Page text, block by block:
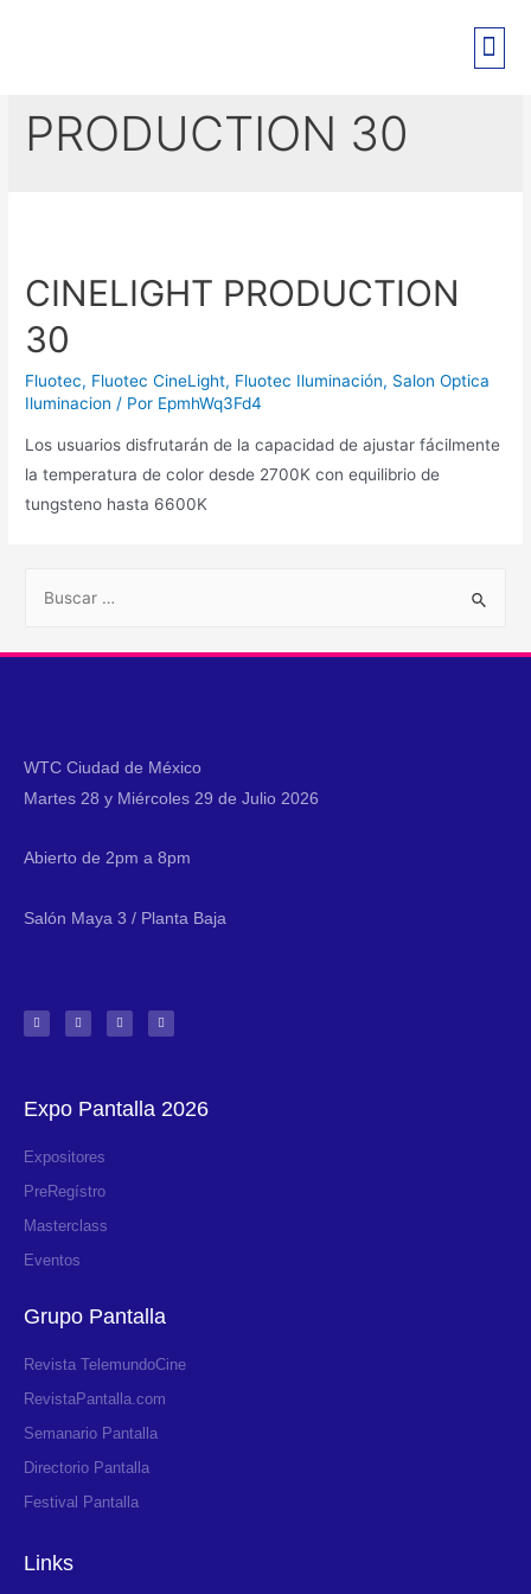
PRODUCTION 30
CINELIGHT PRODUCTION
30
Fluotec, Fluotec CineLight, Fluotec Iluminación, Salon Optica
Iluminacion / Por EpmhWq3Fd4
Los usuarios disfrutarán de la capacidad de ajustar fácilmente
la temperatura de color desde 2700K con equilibrio de
tungsteno hasta 6600K
WTC Ciudad de México
Martes 28 y Miércoles 29 de Julio 2026
Abierto de 2pm a 8pm
Salón Maya 3 / Planta Baja
Expo Pantalla 2026
Expositores
PreRegístro
Masterclass
Eventos
Grupo Pantalla
Revista TelemundoCine
RevistaPantalla.com
Semanario Pantalla
Directorio Pantalla
Festival Pantalla
Links